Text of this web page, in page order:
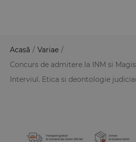
Acasă / Variae /
Concurs de admitere la INM si
Interviul. Etica si deontologie